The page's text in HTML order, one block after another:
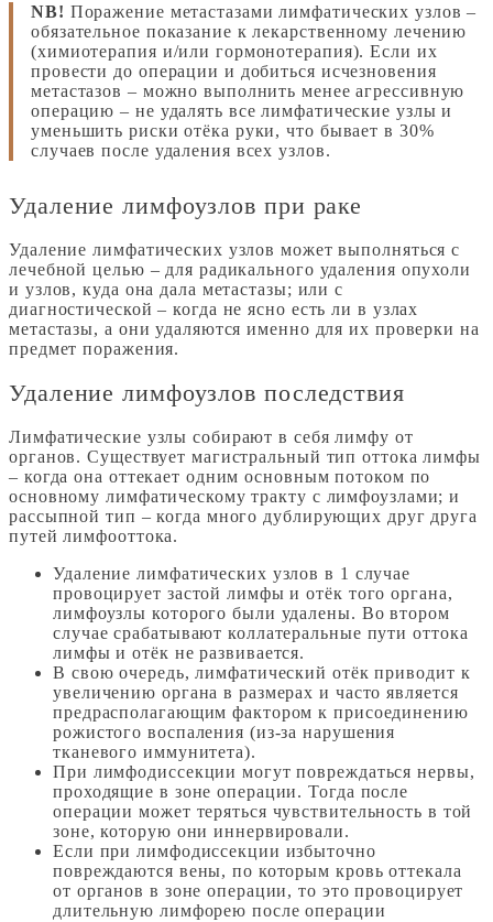
NB! Поражение метастазами лимфатических узлов –
обязательное показание к лекарственному лечению
(химиотерапия и/или гормонотерапия). Если их
провести до операции и добиться исчезновения
метастазов – можно выполнить менее агрессивную
операцию – не удалять все лимфатические узлы и
уменьшить риски отёка руки, что бывает в 30%
случаев после удаления всех узлов.
Удаление лимфоузлов при раке
Удаление лимфатических узлов может выполняться с
лечебной целью – для радикального удаления опухоли
и узлов, куда она дала метастазы; или с
диагностической – когда не ясно есть ли в узлах
метастазы, а они удаляются именно для их проверки на
предмет поражения.
Удаление лимфоузлов последствия
Лимфатические узлы собирают в себя лимфу от
органов. Существует магистральный тип оттока лимфы
– когда она оттекает одним основным потоком по
основному лимфатическому тракту с лимфоузлами; и
рассыпной тип – когда много дублирующих друг друга
путей лимфооттока.
Удаление лимфатических узлов в 1 случае
провоцирует застой лимфы и отёк того органа,
лимфоузлы которого были удалены. Во втором
случае срабатывают коллатеральные пути оттока
лимфы и отёк не развивается.
В свою очередь, лимфатический отёк приводит к
увеличению органа в размерах и часто является
предрасполагающим фактором к присоединению
рожистого воспаления (из-за нарушения
тканевого иммунитета).
При лимфодиссекции могут повреждаться нервы,
проходящие в зоне операции. Тогда после
операции может теряться чувствительность в той
зоне, которую они иннервировали.
Если при лимфодиссекции избыточно
повреждаются вены, по которым кровь оттекала
от органов в зоне операции, то это провоцирует
длительную лимфорею после операции